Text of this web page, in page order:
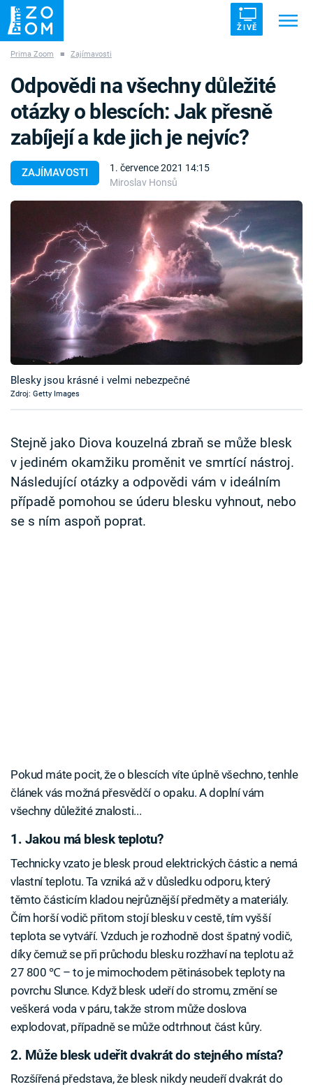
ŽIVĚ
ZÁHADY VETŘELCI DÁVNOVĚKU
Témata
Pořady
TV Program
Časopis
Sledujte prima+
Sledujte nás
Prima Zoom ■ Zajímavosti
ZAJÍMAVOSTI
1. července 2021 14:15
Miroslav Honsů
Odpovědi na všechny důležité
otázky o blescích: Jak přesně
zabíjejí a kde jich je nejvíc?
Blesky jsou krásné i velmi nebezpečné
Zdroj: Getty Images
Stejně jako Diova kouzelná zbraň se může blesk
v jediném okamžiku proměnit ve smrtící nástroj.
Následující otázky a odpovědi vám v ideálním
případě pomohou se úderu blesku vyhnout, nebo
se s ním aspoň poprat.
Pokud máte pocit, že o blescích víte úplně všechno, tenhle
článek vás možná přesvědčí o opaku. A doplní vám
všechny důležité znalosti...
1. Jakou má blesk teplotu?
Technicky vzato je blesk proud elektrických částic a nemá
vlastní teplotu. Ta vzniká až v důsledku odporu, který
těmto částicím kladou nejrůznější předměty a materiály.
Čím horší vodič přitom stojí blesku v cestě, tím vyšší
teplota se vytváří. Vzduch je rozhodně dost špatný vodič,
díky čemuž se při průchodu blesku rozžhaví na teplotu až
27 800 ℃ – to je mimochodem pětinásobek teploty na
povrchu Slunce. Když blesk udeří do stromu, změní se
veškerá voda v páru, takže strom může doslova
explodovat, případně se může odtrhnout část kůry.
2. Může blesk udeřit dvakrát do stejného místa?
Rozšířená představa, že blesk nikdy neudeří dvakrát do